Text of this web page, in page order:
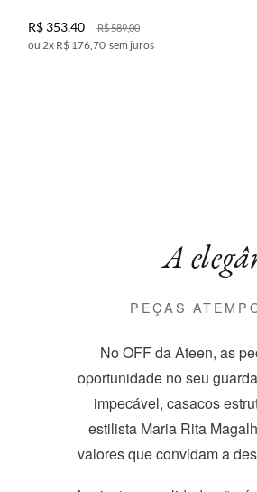
R$589,00
R$ 353,40
2x R$ 176,70 sem juros
A
PEÇAS
No OFF da Ateen, as
oportunidade no seu
impecável, casacos
estilista Maria Rita
valores que convidam a